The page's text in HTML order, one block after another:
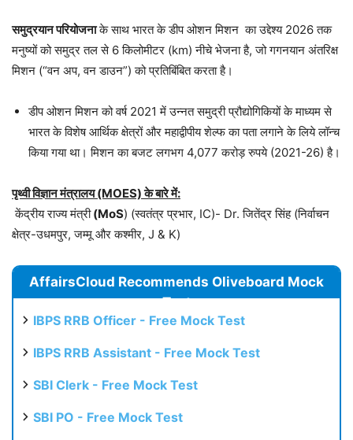
समुद्रयान परियोजनाके साथ भारत के डीप ओशन मिशन का उद्देश्य 2026 तक
मनुष्यों को समुद्र तल से 6 किलोमीटर (km) नीचे भेजना है, जो गगनयान अंतरिक्ष
मिशन (“वन अप, वन डाउन”) को प्रतिबिंबित करता है।
डीप ओशन मिशन को वर्ष 2021 में उन्नत समुद्री प्रौद्योगिकियों के माध्यम से
भारत के विशेष आर्थिक क्षेत्रों और महाद्वीपीय शेल्फ का पता लगाने के लिये लॉन्च
किया गया था। मिशन का बजट लगभग 4,077 करोड़ रुपये (2021-26) है।
पृथ्वी विज्ञान मंत्रालय (MOES) के बारे में:
केंद्रीय राज्य मंत्री(MoS) (स्वतंत्र प्रभार, IC)- Dr. जितेंद्र सिंह (निर्वाचन
क्षेत्र-उधमपुर, जम्मू और कश्मीर, J & K)
AffairsCloud Recommends Oliveboard Mock
Test
IBPS RRB Officer - Free Mock Test
IBPS RRB Assistant - Free Mock Test
SBI Clerk - Free Mock Test
SBI PO - Free Mock Test